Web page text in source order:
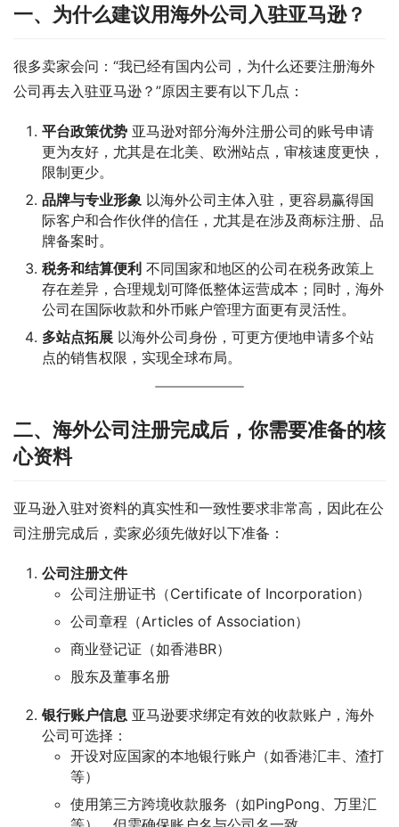
一、为什么建议用海外公司入驻亚马逊？
很多卖家会问：“我已经有国内公司，为什么还要注册海外
公司再去入驻亚马逊？”原因主要有以下几点：
平台政策优势 亚马逊对部分海外注册公司的账号申请
更为友好，尤其是在北美、欧洲站点，审核速度更快，
限制更少。
品牌与专业形象 以海外公司主体入驻，更容易赢得国
际客户和合作伙伴的信任，尤其是在涉及商标注册、品
牌备案时。
税务和结算便利 不同国家和地区的公司在税务政策上
存在差异，合理规划可降低整体运营成本；同时，海外
公司在国际收款和外币账户管理方面更有灵活性。
多站点拓展 以海外公司身份，可更方便地申请多个站
点的销售权限，实现全球布局。
二、海外公司注册完成后，你需要准备的核
心资料
亚马逊入驻对资料的真实性和一致性要求非常高，因此在公
司注册完成后，卖家必须先做好以下准备：
公司注册文件
公司注册证书（Certificate of Incorporation）
公司章程（Articles of Association）
商业登记证（如香港BR）
股东及董事名册
银行账户信息 亚马逊要求绑定有效的收款账户，海外
公司可选择：
开设对应国家的本地银行账户（如香港汇丰、渣打
等）
使用第三方跨境收款服务（如PingPong、万里汇